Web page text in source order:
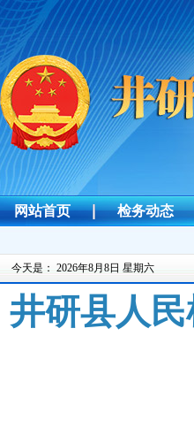
网站首页 检务动态
今天是： 2026年8月8日 星期六
井研县人